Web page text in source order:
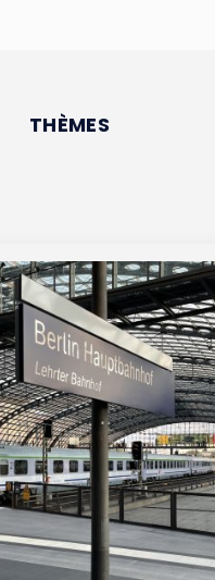
THÈMES